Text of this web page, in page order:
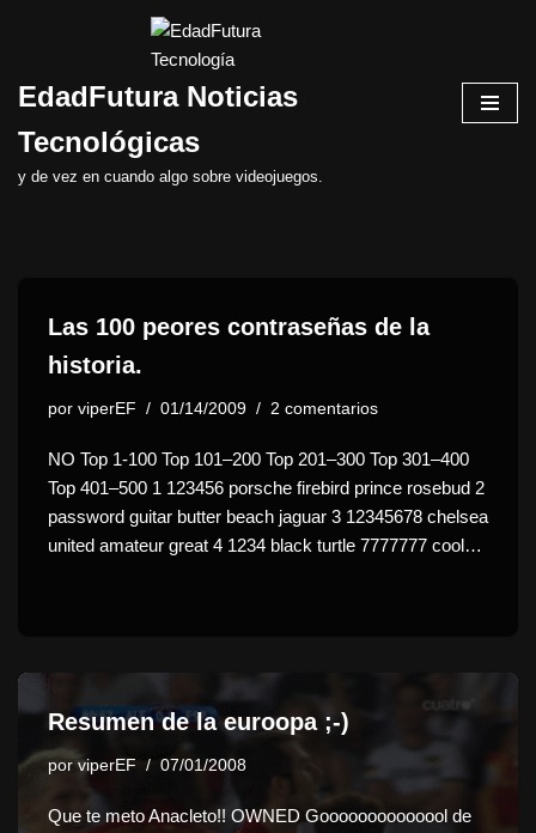
al
EdadFutura Noticias
Tecnológicas
y de vez en cuando algo sobre videojuegos.
Las 100 peores contraseñas de la
historia.
por viperEF 01/14/2009 2 comentarios
NO Top 1-100 Top 101–200 Top 201–300 Top 301–400
Top 401–500 1 123456 porsche firebird prince rosebud 2
password guitar butter beach jaguar 3 12345678 chelsea
united amateur great 4 1234 black turtle 7777777 cool…
Resumen de la euroopa ;-)
por viperEF 07/01/2008
Que te meto Anacleto!! OWNED Goooooooooooool de